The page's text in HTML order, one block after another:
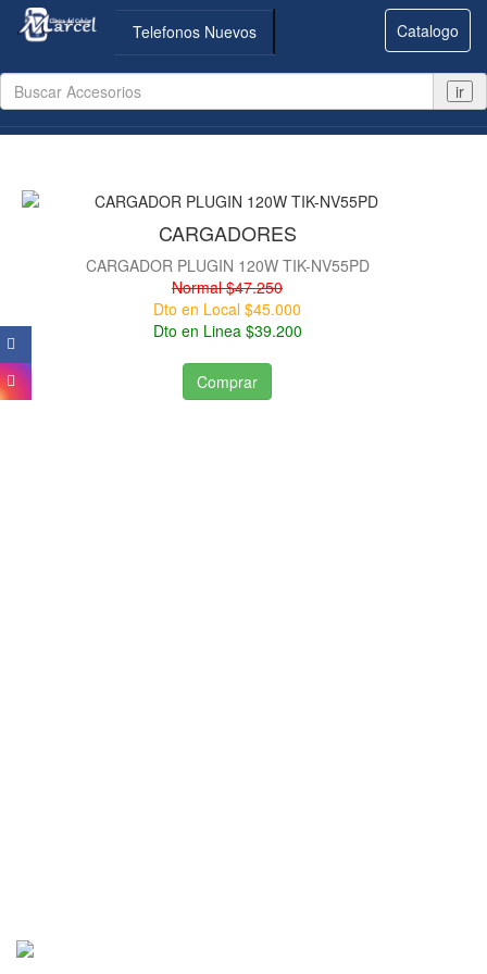
Telefonos Nuevos Catalogo
ir
CARGADORES
CARGADOR PLUGIN 120W TIK-NV55PD
Normal $47.250
Dto en Local $45.000
Dto en Linea $39.200